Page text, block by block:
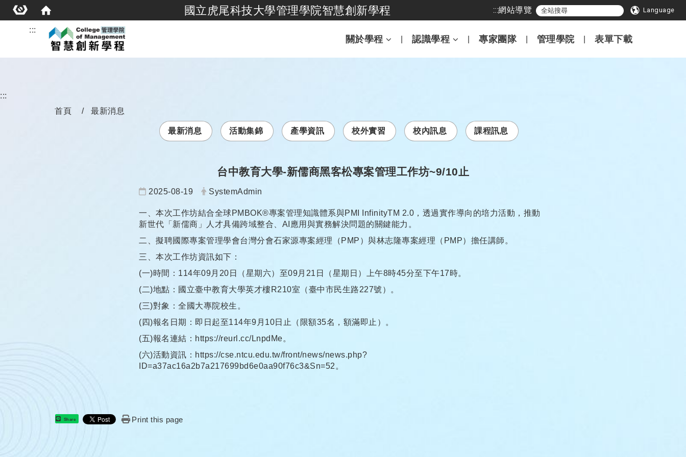
國立虎尾科技大學管理學院智慧創新學程 :::網站導覽 Language
跳到主要內容
:::
關於學程 認識學程 專家團隊 管理學院 表單下載
:::
首頁
最新消息
最新消息 活動集錦 產學資訊 校外實習 校內訊息 課程訊息
台中教育大學-新儒商黑客松專案管理工作坊~9/10止
日期：
2025-08-19 發布者：
SystemAdmin
一、本次工作坊結合全球PMBOK®專案管理知識體系與PMI InfinityTM 2.0，透過實作導向的培力活動，推動
新世代「新儒商」人才具備跨域整合、AI應用與實務解決問題的關鍵能力。
二、擬聘國際專案管理學會台灣分會石家源專案經理（PMP）與林志隆專案經理（PMP）擔任講師。
三、本次工作坊資訊如下：
(一)時間：114年09月20日（星期六）至09月21日（星期日）上午8時45分至下午17時。
(二)地點：國立臺中教育大學英才樓R210室（臺中市民生路227號）。
(三)對象：全國大專院校生。
(四)報名日期：即日起至114年9月10日止（限額35名，額滿即止）。
(五)報名連結：https://reurl.cc/LnpdMe。
(六)活動資訊：https://cse.ntcu.edu.tw/front/news/news.php?
ID=a37ac16a2b7a217699bd6e0aa90f76c3&Sn=52。
Share Print this page